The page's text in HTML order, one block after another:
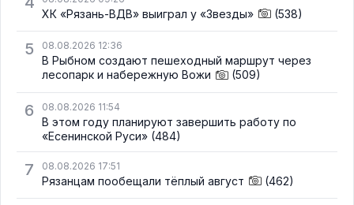
ХК «Рязань-ВДВ» выиграл у «Звезды» (538)
5 08.08.2026 12:36
В Рыбном создают пешеходный маршрут через
лесопарк и набережную Вожи
(509)
6 08.08.2026 11:54
В этом году планируют завершить работу по
«Есенинской Руси» (484)
7 08.08.2026 17:51
Рязанцам пообещали тёплый август (462)